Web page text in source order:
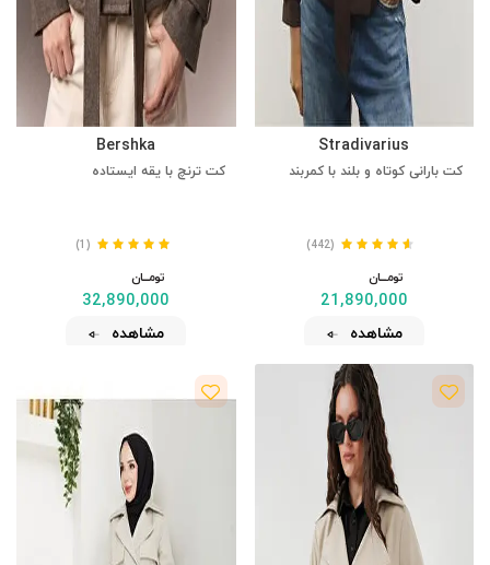
Stradivarius
کت بارانی کوتاه و بلند با کمربند
(442)
تومــــــان
21,890,000
مشاهده
Bershka
کت ترنچ با یقه ایستاده
(1)
تومــــــان
32,890,000
مشاهده